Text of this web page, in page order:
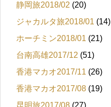
静岡旅2018/02 (20)
ジャカルタ旅2018/01 (14)
ホーチミン2018/01 (21)
台南高雄2017/12 (51)
香港マカオ2017/11 (26)
香港マカオ2017/08 (19)